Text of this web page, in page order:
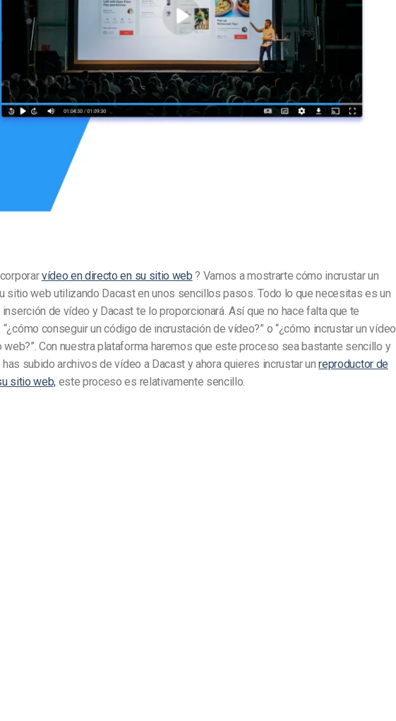
Marketing de Video
Emisoras de Radio y Televisión
vídeo en directo en su sitio web ? Vamos a mostrarte cómo incrustar un
sitio web utilizando Dacast en unos sencillos pasos. Todo lo que necesitas es un
de vídeo y Dacast te lo proporcionará. Así que no hace falta que te
conseguir un código de incrustación de vídeo?” o “¿cómo incrustar un vídeo
web?”. Con nuestra plataforma haremos que este proceso sea bastante sencillo y
has subido archivos de vídeo a Dacast y ahora quieres incrustar unreproductor de
sitio web,este proceso es relativamente sencillo.